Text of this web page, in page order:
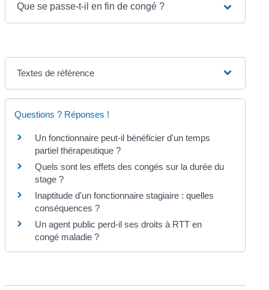
Que se passe-t-il en fin de congé ?
Textes de référence
Questions ? Réponses !
Un fonctionnaire peut-il bénéficier d'un temps
partiel thérapeutique ?
Quels sont les effets des congés sur la durée du
stage ?
Inaptitude d'un fonctionnaire stagiaire : quelles
conséquences ?
Un agent public perd-il ses droits à RTT en
congé maladie ?